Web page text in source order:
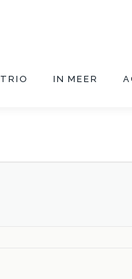
TRIO IN MEER